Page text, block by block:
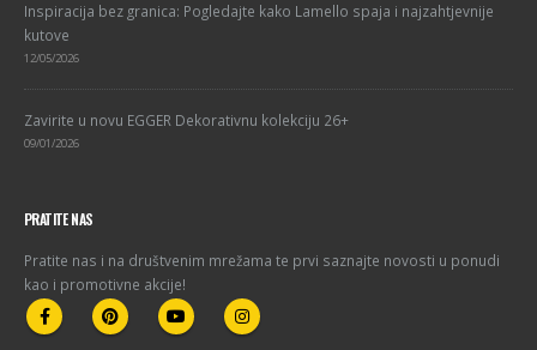
Inspiracija bez granica: Pogledajte kako Lamello spaja i najzahtjevnije
kutove
12/05/2026
Zavirite u novu EGGER Dekorativnu kolekciju 26+
09/01/2026
PRATITE NAS
Pratite nas i na društvenim mrežama te prvi saznajte novosti u ponudi
kao i promotivne akcije!